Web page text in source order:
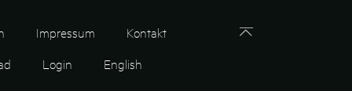
Impressum Kontakt
Login English